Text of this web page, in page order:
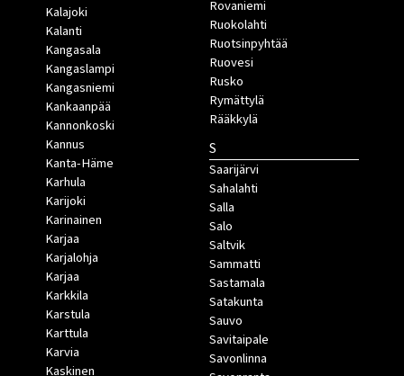
Kalajoki
Kalanti
Kangasala
Kangaslampi
Kangasniemi
Kankaanpää
Kannonkoski
Kannus
Kanta-Häme
Karhula
Karijoki
Karinainen
Karjaa
Karjalohja
Karjaa
Karkkila
Karstula
Karttula
Karvia
Kaskinen
Rovaniemi
Ruokolahti
Ruotsinpyhtää
Ruovesi
Rusko
Rymättylä
Rääkkylä
S
Saarijärvi
Sahalahti
Salla
Salo
Saltvik
Sammatti
Sastamala
Satakunta
Sauvo
Savitaipale
Savonlinna